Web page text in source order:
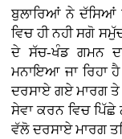
ਬੁਲਾਰਿਆਂ ਨੇ ਦੱਸਿਆਂ
ਵਿਚ ਹੀ ਨਹੀ ਸਗੋ
ਦੇ ਸੱਚ-ਖੰਡ ਗਮਨ ਦਾ
ਮਨਾਇਆ ਜਾ ਰਿਹਾ
ਦਰਸਾਏ ਗਏ ਮਾਰਗ
ਸੇਵਾ ਕਰਨ ਵਿਚ
ਵੱਲੋ ਦਰਸਾਏ ਮਾਰਗ